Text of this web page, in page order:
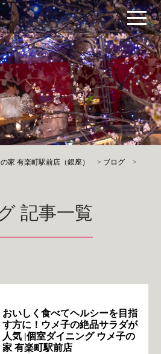
家 有楽町駅前店（銀座） > ブログ
>
記事一覧
おいしく食べてヘルシーを目指
す方に！ウメ子の絶品サラダが
人気 |個室ダイニング ウメ子の
家 有楽町駅前店